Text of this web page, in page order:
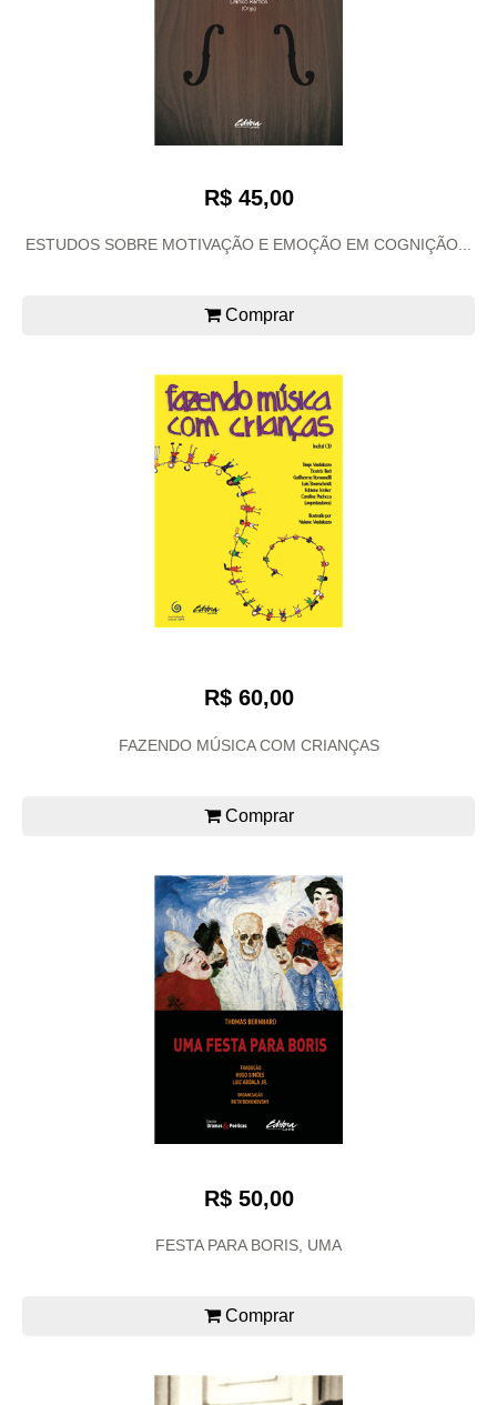
R$ 45,00
ESTUDOS SOBRE MOTIVAÇÃO E EMOÇÃO EM COGNIÇÃO...
Comprar
R$ 60,00
FAZENDO MÚSICA COM CRIANÇAS
Comprar
R$ 50,00
FESTA PARA BORIS, UMA
Comprar